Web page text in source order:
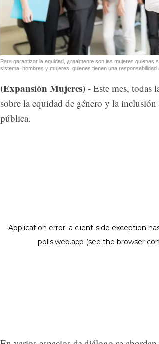
Para garantizar la equidad, ¿realmente son las mujeres quienes
sistema, hombres y mujeres, quienes tienen una responsabilidad
(Expansión Mujeres) - Este mes, todas
sobre la equidad de género y la inclusión
pública.